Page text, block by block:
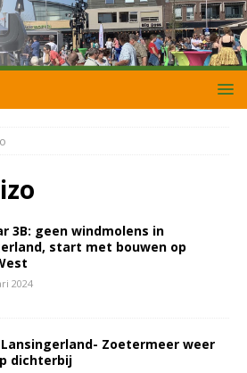
3B: geen windmolens in
start met bouwen op
2024
Zoetermeer weer
dichterbij